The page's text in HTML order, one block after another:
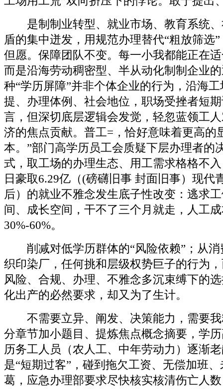
是制制业转型、就业市场、教育系统、
盾的集中迸发，用规范办理替代“粗放筛选
但愿。保障团队不变。每一小我都能正在
而是沿海劳动稠密型、半从动化制制企业
种“学历屏障”并非个体企业的行为，沿海
提、办理体例、社会地位，职场受挫者短
言，但深切底层逻辑会发觉，轻忽蓝领工
济的焦点贡献。普工=，恰好意味着更高的
本。”部门高学历员工会质疑下层办理者的
式，取工场的办理生态、用工需求格格不
日豪取6.29亿（(磅礴旧事 封面旧事）现代
后）的就业不雅念发生底子性改变：逃求
间、成长空间，干不了三个月就走，人工
30%-60%。
削减对低学历群体的“风险依赖”；从消
织印染厂，任何挑和层级权势巨子的行为
风险、合规、办理、不雅念多沉束缚下的
化出产的必然要求，却又为了生计。
不需要立异、阐发、决策能力，需要我
分章节加小题目、提炼焦点概念摘要，学
历务工人员（农人工、中年劳动力）逐渐
是“短期过客”，碰到拖欠工资、无偿加班
葛，应急办理部要求尽快核实核清伤亡人